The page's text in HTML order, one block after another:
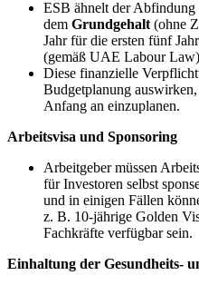
ESB ähnelt der
dem Grundgehalt (ohne
Jahr für die ersten fünf
(gemäß UAE Labour
Diese finanzielle
Budgetplanung auswirken,
Anfang an einzuplanen.
Arbeitsvisa und Sponsoring
Arbeitgeber müssen
für Investoren selbst
und in einigen Fällen
z. B. 10-jährige Golden
Fachkräfte verfügbar sein.
Einhaltung der Gesundheits-